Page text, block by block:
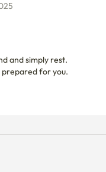
团路很近的约会·散步
分钟，对监护人也
and simply rest.
for you.